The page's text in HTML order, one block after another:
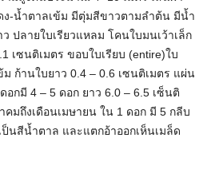
ง-น้ำตาลเข้ม มีตุ่มสีขาวตามลำต้น มีน้ำ
ปลายใบเรียวแหลม โคนใบมนเว้าเล็ก
เซนติเมตร ขอบใบเรียบ (entire)ใบ
ก้านใบยาว 0.4 – 0.6 เซนติเมตร แผ่น
กมี 4 – 5 ดอก ยาว 6.0 – 6.5 เซ็นติ
มถึงเดือนเมษายน ใน 1 ดอก มี 5 กลีบ
นสีน้ำตาล และแตกอ้าออกเห็นเมล็ด